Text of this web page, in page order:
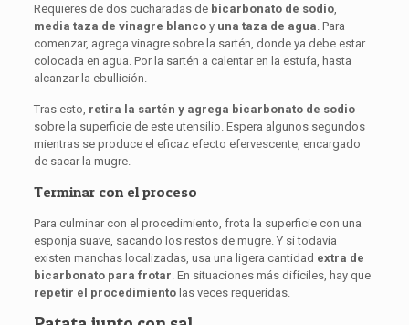
Requieres de dos cucharadas de bicarbonato de sodio,
media taza de vinagre blancoy una taza de agua. Para
comenzar, agrega vinagre sobre la sartén, donde ya debe estar
colocada en agua. Por la sartén a calentar en la estufa, hasta
alcanzar la ebullición.
Tras esto, retira la sartén y agrega bicarbonato de sodio
sobre la superficie de este utensilio. Espera algunos segundos
mientras se produce el eficaz efecto efervescente, encargado
de sacar la mugre.
Terminar con el proceso
Para culminar con el procedimiento, frota la superficie con una
esponja suave, sacando los restos de mugre. Y si todavía
existen manchas localizadas, usa una ligera cantidad extra de
bicarbonato para frotar. En situaciones más difíciles, hay que
repetir el procedimientolas veces requeridas.